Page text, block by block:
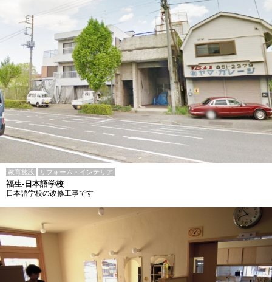
教育施設 リフォーム・インテリア
福生-日本語学校
日本語学校の改修工事です